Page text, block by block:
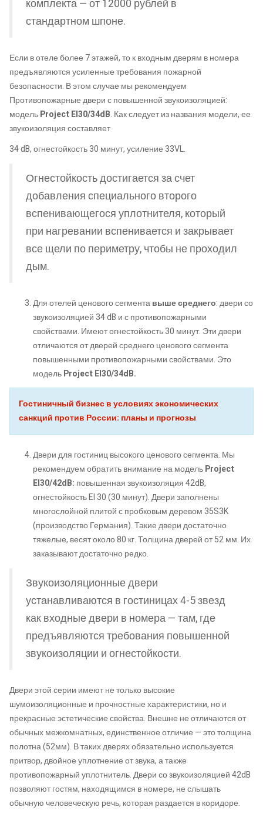
комплекта — от 12000 рублей в
стандартном шпоне.
Если в отеле более 7 этажей, то к входным дверям в номера
предъявляются усиленные требования пожарной
безопасности. В этом случае мы рекомендуем
Противопожарные двери с повышенной звукоизоляцией:
модельProject EI30/34dB. Как следует из названия модели, ее
звукоизоляция составляет
34 dB, огнестойкость 30 минут, усиление 33VL.
Огнестойкость достигается за счет
добавления специального второго
вспенивающегося уплотнителя, который
при нагревании вспенивается и закрывает
все щели по периметру, чтобы не проходил
дым.
Для отелей ценового сегментавыше среднего: двери со
звукоизоляцией 34 dB и с противопожарными
свойствами. Имеют огнестойкость 30 минут. Эти двери
отличаются от дверей среднего ценового сегмента
повышенными противопожарными свойствами. Это
модельProject EI30/34dB.
Гостиничный бизнес в условиях экономических
санкций против России: планы и прогнозы
Двери для гостиниц высокого ценового сегмента. Мы
рекомендуем обратить внимание на модельProject
EI30/42dB: повышенная звукоизоляция 42dB,
огнестойкость EI 30 (30 минут). Двери заполнены
многослойной плитой с пробковым деревом 35S3K
(производство Германия). Такие двери достаточно
тяжелые, весят около 80 кг. Толщина дверей от 52 мм. Их
заказывают достаточно редко.
Звукоизоляционные двери
устанавливаются в гостиницах 4-5 звезд
как входные двери в номера — там, где
предъявляются требования повышенной
звукоизоляции и огнестойкости.
Двери этой серии имеют не только высокие
шумоизоляционные и прочностные характеристики, но и
прекрасные эстетические свойства. Внешне не отличаются от
обычных межкомнатных, единственное отличие — это толщина
полотна (52мм). В таких дверях обязательно используется
притвор, двойное уплотнение от звука, а также
противопожарный уплотнитель. Двери со звукоизоляцией 42dB
позволяют гостям, находящимся в номере, не слышать
обычную человеческую речь, которая раздается в коридоре.